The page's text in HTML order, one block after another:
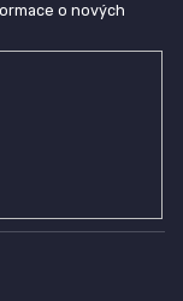
o nových